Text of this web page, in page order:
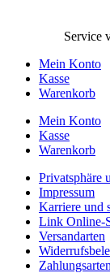
Service
Mein Konto
Kasse
Warenkorb
Mein Konto
Kasse
Warenkorb
Privatsphäre
Impressum
Karriere und
Link Online-
Versandarten
Zahlungsarten